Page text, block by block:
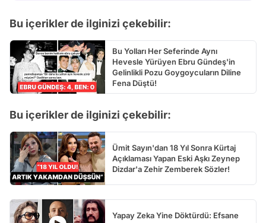
Bu içerikler de ilginizi çekebilir:
Bu Yolları Her Seferinde Aynı
Hevesle Yürüyen Ebru Gündeş'in
Gelinlikli Pozu Goygoycuların Diline
Fena Düştü!
Bu içerikler de ilginizi çekebilir:
Ümit Sayın'dan 18 Yıl Sonra Kürtaj
Açıklaması Yapan Eski Aşkı Zeynep
Dizdar'a Zehir Zemberek Sözler!
Yapay Zeka Yine Döktürdü: Efsane